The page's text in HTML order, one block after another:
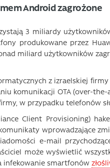
Android zagrożone
3 miliardy
produkowane przez
miliard użytkowników
z izraelskiej
komunikacji OTA (over-
w przypadku telefonów
Client Provisioning)
wprowadzające
e-mail
może wyświetlić
infekowanie smartfonów